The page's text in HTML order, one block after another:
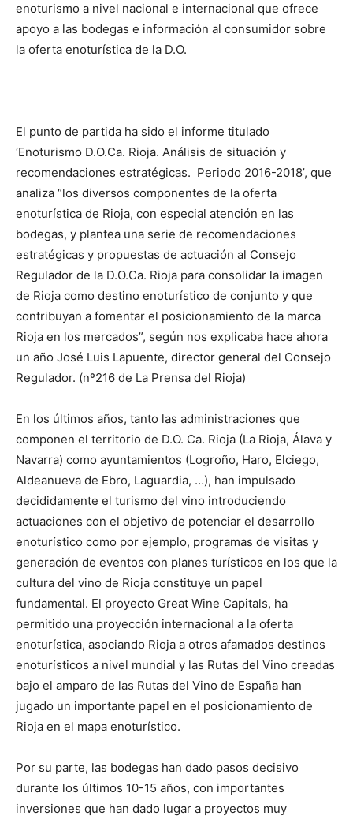
enoturismo a nivel nacional e internacional que ofrece
apoyo a las bodegas e información al consumidor sobre
la oferta enoturística de la D.O.
El punto de partida ha sido el informe titulado
‘Enoturismo D.O.Ca. Rioja. Análisis de situación y
recomendaciones estratégicas. Periodo 2016-2018’, que
analiza “los diversos componentes de la oferta
enoturística de Rioja, con especial atención en las
bodegas, y plantea una serie de recomendaciones
estratégicas y propuestas de actuación al Consejo
Regulador de la D.O.Ca. Rioja para consolidar la imagen
de Rioja como destino enoturístico de conjunto y que
contribuyan a fomentar el posicionamiento de la marca
Rioja en los mercados”, según nos explicaba hace ahora
un año José Luis Lapuente, director general del Consejo
Regulador. (nº216 de La Prensa del Rioja)
En los últimos años, tanto las administraciones que
componen el territorio de D.O. Ca. Rioja (La Rioja, Álava y
Navarra) como ayuntamientos (Logroño, Haro, Elciego,
Aldeanueva de Ebro, Laguardia, …), han impulsado
decididamente el turismo del vino introduciendo
actuaciones con el objetivo de potenciar el desarrollo
enoturístico como por ejemplo, programas de visitas y
generación de eventos con planes turísticos en los que la
cultura del vino de Rioja constituye un papel
fundamental. El proyecto Great Wine Capitals, ha
permitido una proyección internacional a la oferta
enoturística, asociando Rioja a otros afamados destinos
enoturísticos a nivel mundial y las Rutas del Vino creadas
bajo el amparo de las Rutas del Vino de España han
jugado un importante papel en el posicionamiento de
Rioja en el mapa enoturístico.
Por su parte, las bodegas han dado pasos decisivo
durante los últimos 10-15 años, con importantes
inversiones que han dado lugar a proyectos muy